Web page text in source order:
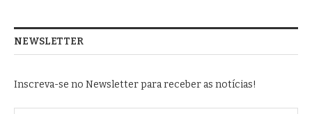
NEWSLETTER
Inscreva-se no Newsletter para receber as notícias!